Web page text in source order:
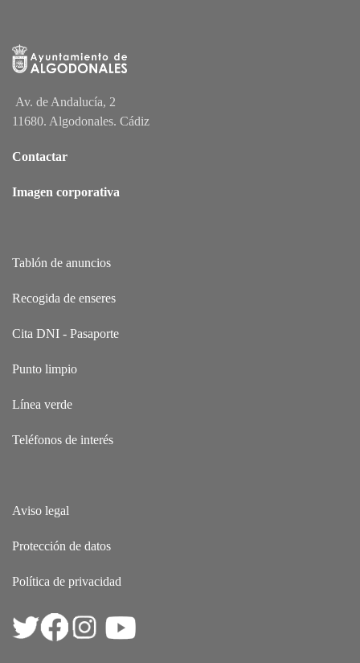
Av. de Andalucía, 2
11680. Algodonales. Cádiz
Contactar
Imagen corporativa
Tablón de anuncios
Recogida de enseres
Cita DNI - Pasaporte
Punto limpio
Línea verde
Teléfonos de interés
Aviso legal
Protección de datos
Política de privacidad